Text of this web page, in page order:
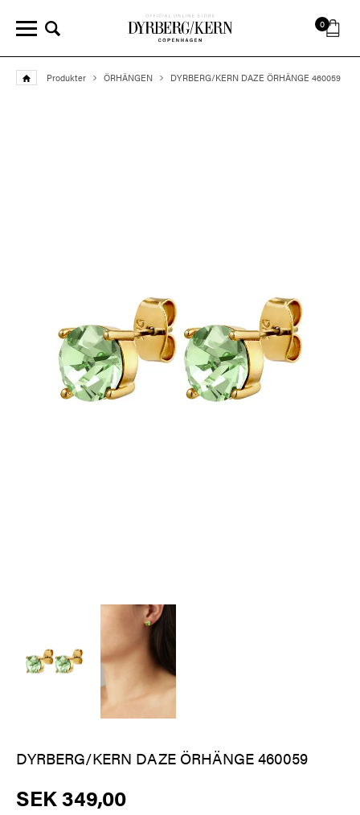
0
Produkter ÖRHÄNGEN DYRBERG/KERN DAZE ÖRHÄNGE 460059
DYRBERG/KERN DAZE ÖRHÄNGE 460059
SEK 349,00